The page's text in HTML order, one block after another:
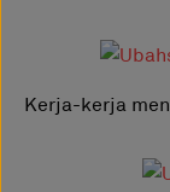
Kerja-kerja